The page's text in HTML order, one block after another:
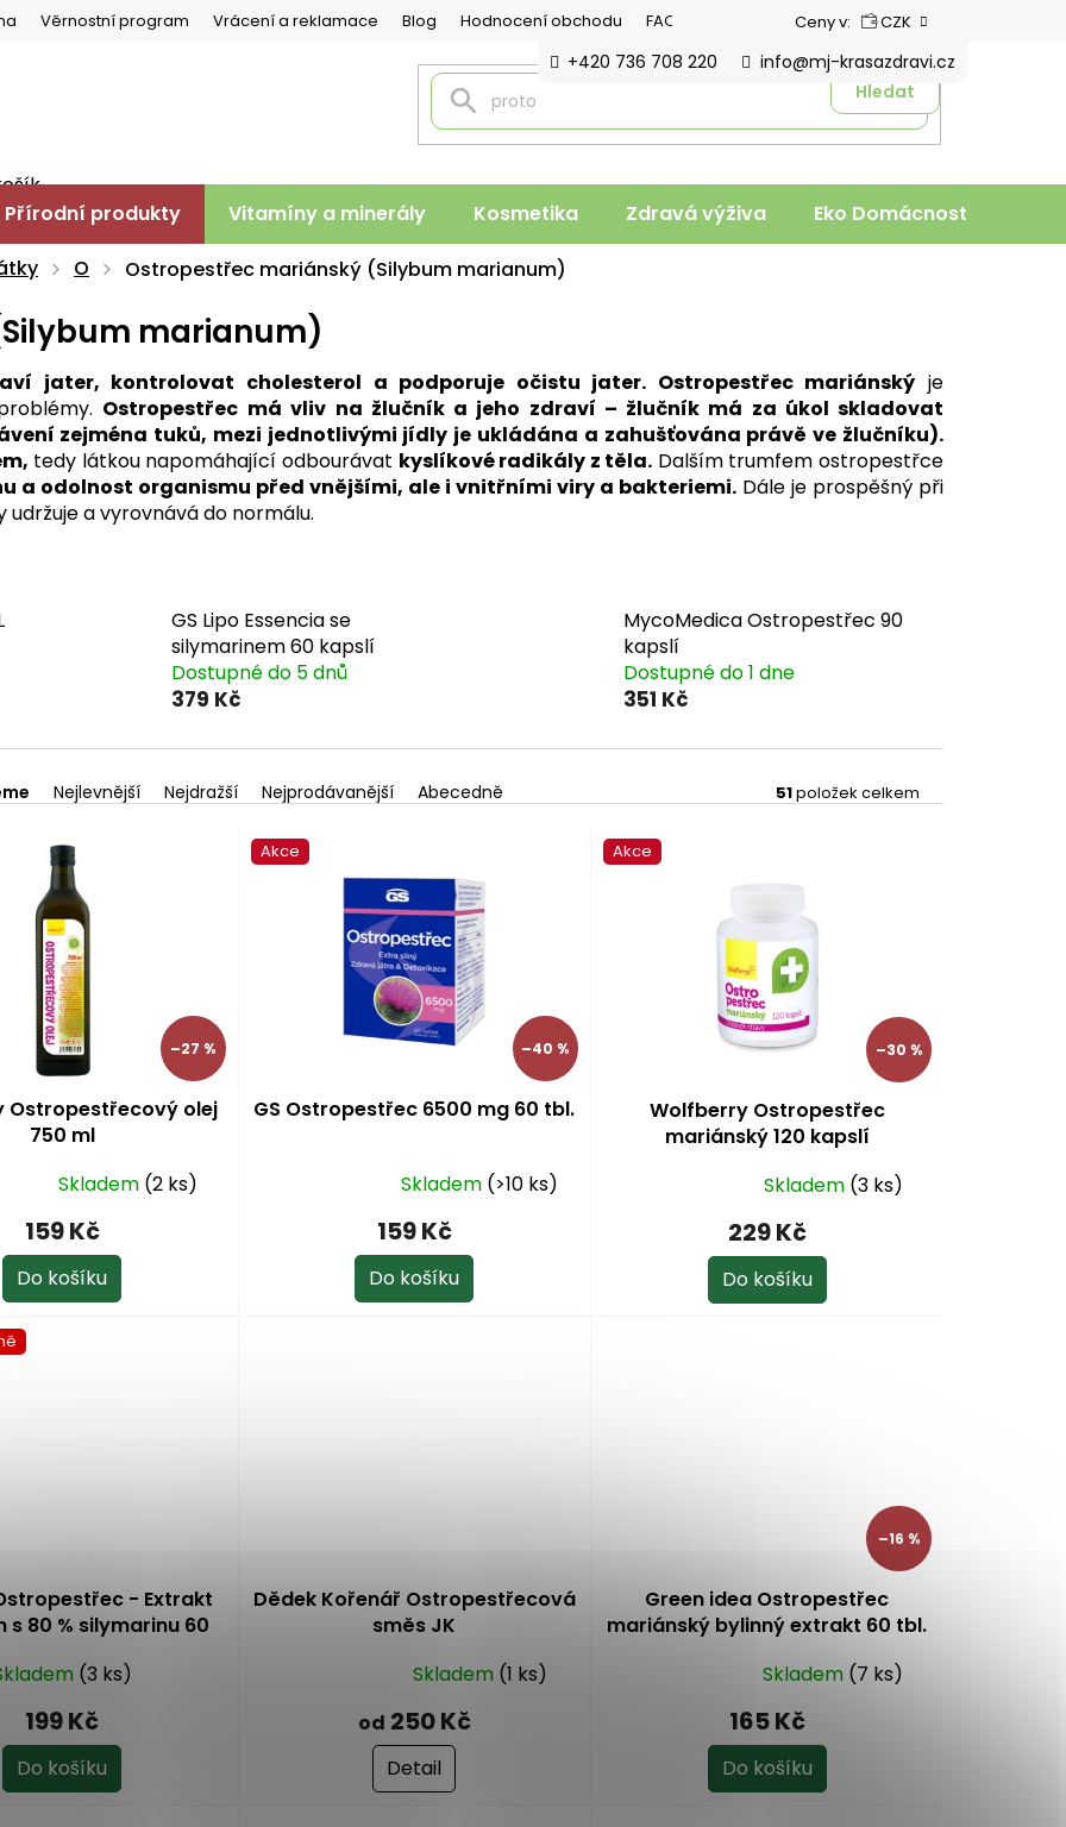
Věrnostní program Vrácení a reklamace Blog Hodnocení obchodu FAQ Ceny v: CZK
Hledat
+420 736 708 220 info@mj-krasazdravi.cz
Přírodní produkty Vitamíny a minerály Kosmetika Zdravá výživa Eko Domácnost
O Ostropestřec mariánský (Silybum marianum)
marianum)
jater, kontrolovat cholesterol a podporuje očistu jater. Ostropestřec mariánský je
Ostropestřec má vliv na žlučník a jeho zdraví – žlučník má za úkol skladovat
zejména tuků, mezi jednotlivými jídly je ukládána a zahušťována právě ve žlučníku).
tedy látkou napomáhající odbourávat kyslíkové radikály z těla. Dalším trumfem ostropestřce
a odolnost organismu před vnějšími, ale i vnitřními viry a bakteriemi. Dále je prospěšný při
udržuje a vyrovnává do normálu.
GS Lipo Essencia se
silymarinem 60 kapslí
Dostupné do 5 dnů
379 Kč
MycoMedica Ostropestřec 90
kapslí
Dostupné do 1 dne
351 Kč
Nejlevnější Nejdražší Nejprodávanější Abecedně 51položek celkem
–27 %
Ostropestřecový olej
750 ml
Skladem (2 ks)
159 Kč
Do košíku
Akce
–40 %
GS Ostropestřec 6500 mg 60 tbl.
Skladem (>10 ks)
159 Kč
Do košíku
Akce
–30 %
Wolfberry Ostropestřec
mariánský 120 kapslí
Skladem (3 ks)
229 Kč
Do košíku
- Extrakt
s 80 % silymarinu 60
(3 ks)
199 Kč
Do košíku
Dědek Kořenář Ostropestřecová
směs JK
Skladem (1 ks)
od 250 Kč
Detail
–16 %
Green idea Ostropestřec
mariánský bylinný extrakt 60 tbl.
Skladem (7 ks)
165 Kč
Do košíku